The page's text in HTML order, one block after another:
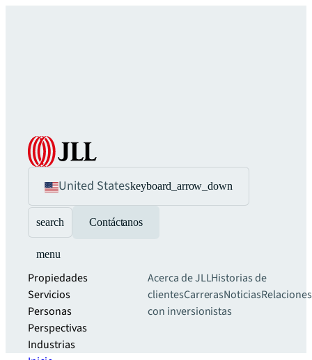
United Stateskeyboard_arrow_down
search Contáctanos
menu
Propiedades
Servicios
Personas
Perspectivas
Industrias
Acerca de JLLHistorias de
clientesCarrerasNoticiasRelaciones
con inversionistas